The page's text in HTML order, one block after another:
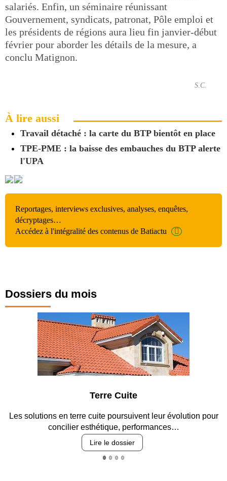
salariés. Enfin, un séminaire réunissant
Gouvernement, syndicats, patronat, Pôle emploi et
les présidents de régions aura lieu fin janvier-début
février pour aborder les détails de la mesure, a
conclu Matignon.
S.C.
À lire aussi
Travail détaché : la carte du BTP bientôt en place
TPE-PME : la baisse des embauches du BTP alerte
l'UPA
Reportages, interviews exclusives, analyses, enquêtes,
décryptages…
Accédez à l'intégralité des contenus de Batiactu
Dossiers du mois
Entre circulation, sécurisation des accès, durabilité des
revêtements et intégration…
Lire le dossier